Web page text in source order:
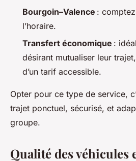
Bourgoin–Valence :
l’horaire.
Transfert économique :
désirant mutualiser leur
d’un tarif accessible.
Opter pour ce type de service,
trajet ponctuel, sécurisé, et
groupe.
Qualité des véhicules